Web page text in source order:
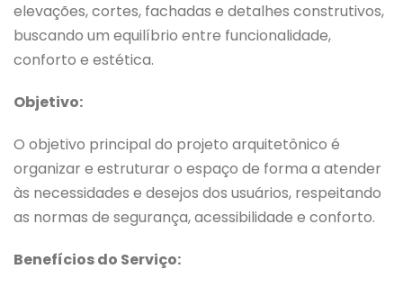
elevações, cortes, fachadas e detalhes construtivos,
buscando um equilíbrio entre funcionalidade,
conforto e estética.
Objetivo:
O objetivo principal do projeto arquitetônico é
organizar e estruturar o espaço de forma a atender
às necessidades e desejos dos usuários, respeitando
as normas de segurança, acessibilidade e conforto.
Benefícios do Serviço: